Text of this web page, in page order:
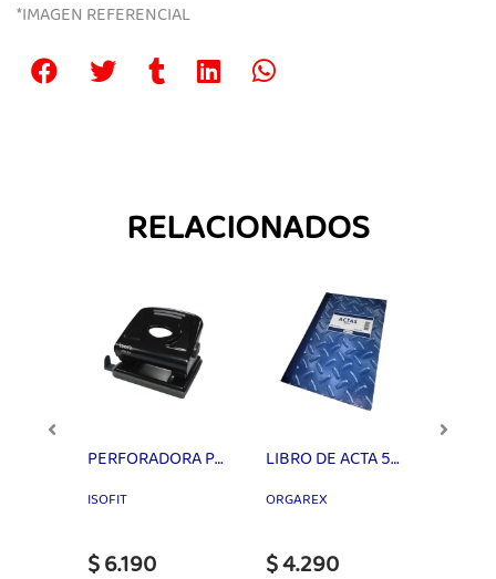
*IMAGEN REFERENCIAL
RELACIONADOS
PERFORADORA PM-20 P/20 HJS
ISOFIT
$ 6.190
LIBRO DE ACTA 50 HJS LINEA ORGAREX
ORGAREX
$ 4.290